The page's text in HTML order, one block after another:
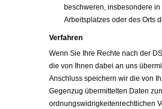
beschweren, insbesondere
Arbeitsplatzes oder des Orts
Verfahren
Wenn Sie Ihre Rechte nach der
die von Ihnen dabei an uns
Anschluss speichern wir die von
Gegenzug übermittelten Daten
ordnungswidrigkeitenrechtlichen